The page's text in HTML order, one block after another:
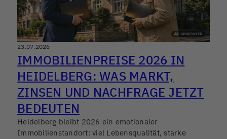
23.07.2026
IMMOBILIENPREISE 2026 IN
HEIDELBERG: WAS MARKT,
ZINSEN UND NACHFRAGE JETZT
BEDEUTEN
Heidelberg bleibt 2026 ein emotionaler
Immobilienstandort: viel Lebensqualität, starke